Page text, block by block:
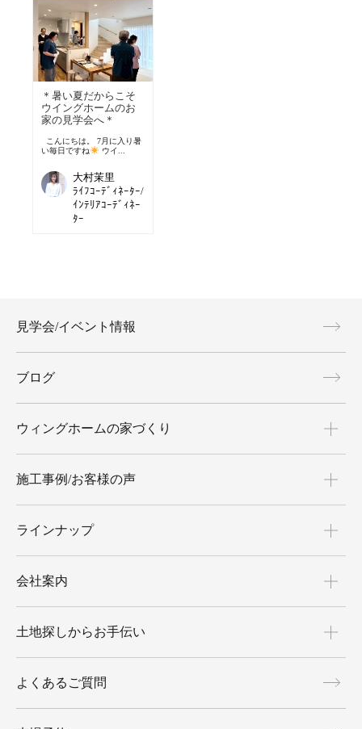
＊暑い夏だからこそ
ウイングホームのお
家の見学会へ＊
こんにちは。 7月に入り暑
い毎日ですね
ウイ...
大村茉里
ﾗｲﾌｺｰﾃﾞｨﾈｰﾀｰ/
ｲﾝﾃﾘｱｺｰﾃﾞｨﾈｰ
ﾀｰ
見学会/イベント情報
ブログ
ウィングホームの家づくり
施工事例/お客様の声
ラインナップ
会社案内
土地探しからお手伝い
よくあるご質問